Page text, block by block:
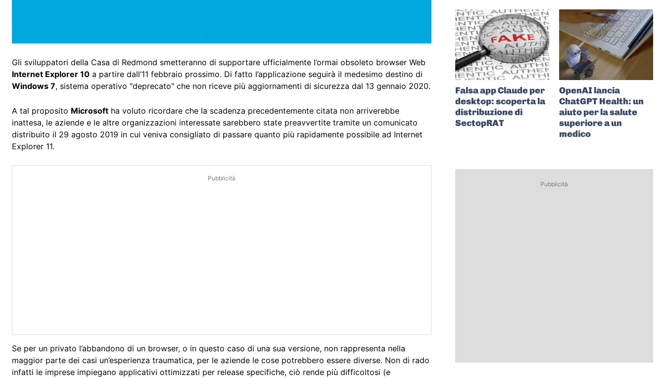
Gli sviluppatori della Casa di Redmond smetteranno di supportare ufficialmente l’ormai obsoleto browser Web
Internet Explorer 10 a partire dall’11 febbraio prossimo. Di fatto l’applicazione seguirà il medesimo destino di
Windows 7, sistema operativo "deprecato" che non riceve più aggiornamenti di sicurezza dal 13 gennaio 2020.
A tal proposito Microsoft ha voluto ricordare che la scadenza precedentemente citata non arriverebbe
inattesa, le aziende e le altre organizzazioni interessate sarebbero state preavvertite tramite un comunicato
distribuito il 29 agosto 2019 in cui veniva consigliato di passare quanto più rapidamente possibile ad Internet
Explorer 11.
Pubblicità
Se per un privato l’abbandono di un browser, o in questo caso di una sua versione, non rappresenta nella
maggior parte dei casi un’esperienza traumatica, per le aziende le cose potrebbero essere diverse. Non di rado
infatti le imprese impiegano applicativi ottimizzati per release specifiche, ciò rende più difficoltosi (e
Falsa app Claude per
desktop: scoperta la
distribuzione di
SectopRAT
OpenAI lancia
ChatGPT Health: un
aiuto per la salute
superiore a un
medico
Pubblicità